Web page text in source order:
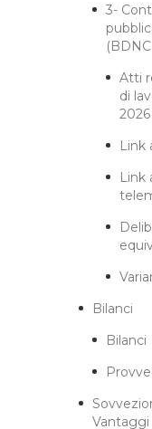
3-
Atti
di
2026
Link
Link
Bilanci
Bilanci